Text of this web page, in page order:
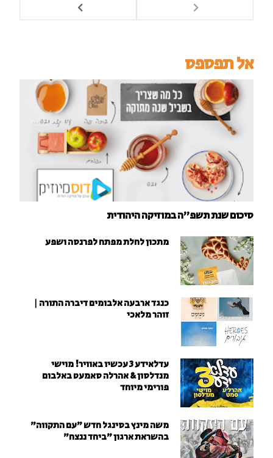
אל תפספס
סיכום שנת תשפ"ה במוזיקה היהודית
מתכון לחלת מפתח לפרנסה ושפע
כנגד ארבעה אלבומים דיברה התורה |
זוהר מלאכי
עדלאידע 3 עכשיו באוויר! מוישי
מנדלסון & אהרלה סאמעט באלבום
פורימי מיוחד
משה מינץ בסינגל חדש ״עם התקווה״
בהשראת ארגון "ביחד ננצח"